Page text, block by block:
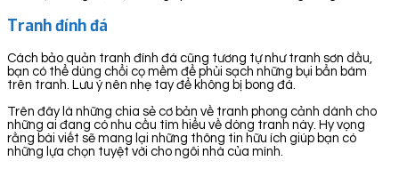
Tranh đính đá
Cách bảo quản tranh đính đá cũng tương tự như tranh sơn dầu,
bạn có thể dùng chổi cọ mềm để phủi sạch những bụi bẩn bám
trên tranh. Lưu ý nên nhẹ tay để không bị bong đá.
Trên đây là những chia sẻ cơ bản về tranh phong cảnh dành cho
những ai đang có nhu cầu tìm hiểu về dòng tranh này. Hy vọng
rằng bài viết sẽ mang lại những thông tin hữu ích giúp bạn có
những lựa chọn tuyệt vời cho ngôi nhà của mình.